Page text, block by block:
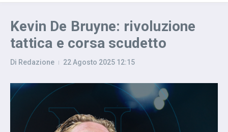
Kevin De Bruyne: rivoluzione
tattica e corsa scudetto
Di Redazione 22 Agosto 2025 12:15